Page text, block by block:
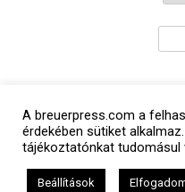
A breuerpress.com a
érdekében sütiket
tájékoztatónkat tudomásul
Beállítások